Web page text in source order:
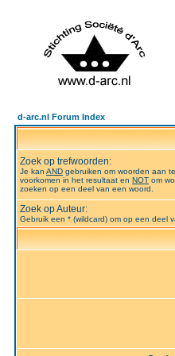
d-arc.nl Forum Index
Zoek op trefwoorden:
Je kan AND gebruiken om woorden aan
voorkomen in het resultaat en NOT om
zoeken op een deel van een woord.
Zoek op Auteur:
Gebruik een * (wildcard) om op een deel